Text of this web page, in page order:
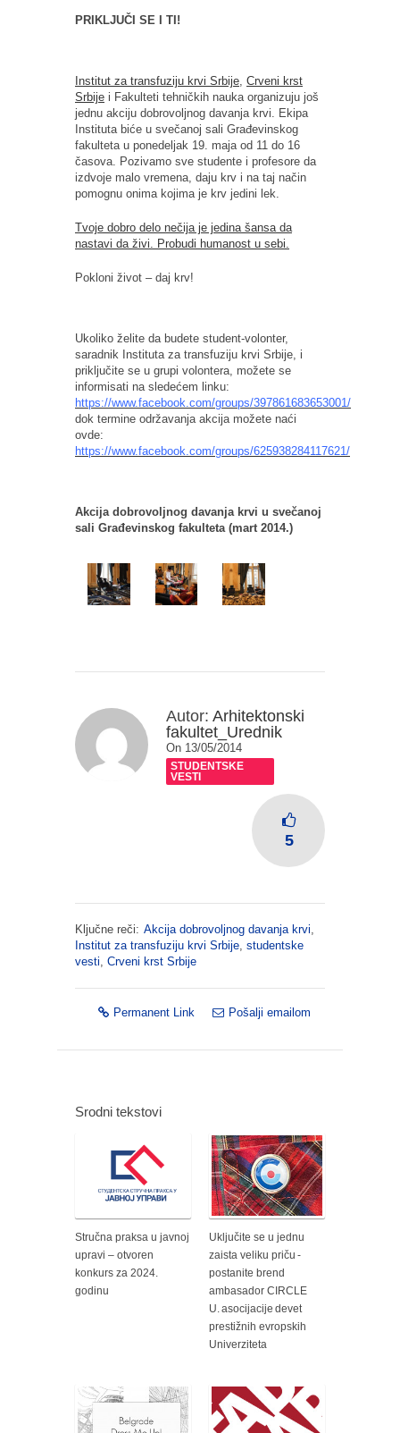
PRIKLJUČI SE I TI!
Institut za transfuziju krvi Srbije Crveni krst
Srbije i Fakulteti tehničkih nauka organizuju još
jednu akciju dobrovoljnog davanja krvi. Ekipa
Instituta biće u svečanoj sali Građevinskog
fakulteta u ponedeljak 19. maja od 11 do 16
časova. Pozivamo sve studente i profesore da
izdvoje malo vremena, daju krv i na taj način
pomognu onima kojima je krv jedini lek.
Tvoje dobro delo nečija je jedina šansa da
nastavi da živi. Probudi humanost u sebi.
Pokloni život – daj krv!
Ukoliko želite da budete student-volonter,
saradnik Instituta za transfuziju krvi Srbije, i
priključite se u grupi volontera, možete se
informisati na sledećem linku:
https://www.facebook.com/groups/397861683653001/
dok termine održavanja akcija možete naći
ovde:
https://www.facebook.com/groups/625938284117621/
Akcija dobrovoljnog davanja krvi u svečanoj
sali Građevinskog fakulteta (mart 2014.)
Autor: Arhitektonski
fakultet_Urednik
On 13/05/2014
STUDENTSKE
VESTI
5
Ključne reči: Akcija dobrovoljnog davanja krvi,
Institut za transfuziju krvi Srbije, studentske
vesti, Crveni krst Srbije
Permanent Link Pošalji emailom
Srodni tekstovi
Stručna praksa u javnoj
upravi – otvoren
konkurs za 2024.
godinu
Uključite se u jednu
zaista veliku priču -
postanite brend
ambasador CIRCLE
U. asocijacije devet
prestižnih evropskih
Univerziteta